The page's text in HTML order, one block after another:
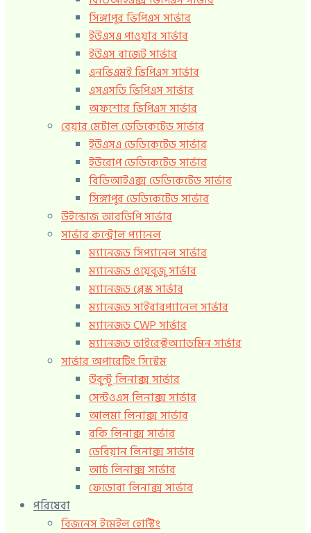
সিঙ্গাপুর ভিপিএস সার্ভার
ইউএসএ পাওয়ার সার্ভার
ইউএস বাজেট সার্ভার
এনভিএমই ভিপিএস সার্ভার
এসএসডি ভিপিএস সার্ভার
অফশোর ভিপিএস সার্ভার
বেয়ার মেটাল ডেডিকেটেড সার্ভার
ইউএসএ ডেডিকেটেড সার্ভার
ইউরোপ ডেডিকেটেড সার্ভার
বিডিআইএক্স ডেডিকেটেড সার্ভার
সিঙ্গাপুর ডেডিকেটেড সার্ভার
উইন্ডোজ আরডিপি সার্ভার
সার্ভার কন্ট্রোল প্যানেল
ম্যানেজড সিপ্যানেল সার্ভার
ম্যানেজড ওয়েবুজু সার্ভার
ম্যানেজড প্লেস্ক সার্ভার
ম্যানেজড সাইবারপ্যানেল সার্ভার
ম্যানেজড CWP সার্ভার
ম্যানেজড ডাইরেক্টঅ্যাডমিন সার্ভার
সার্ভার অপারেটিং সিস্টেম
উবুন্টু লিনাক্স সার্ভার
সেন্টওএস লিনাক্স সার্ভার
আলমা লিনাক্স সার্ভার
রকি লিনাক্স সার্ভার
ডেবিয়ান লিনাক্স সার্ভার
আর্চ লিনাক্স সার্ভার
ফেডোরা লিনাক্স সার্ভার
পরিষেবা
বিজনেস ইমেইল হোস্টিং